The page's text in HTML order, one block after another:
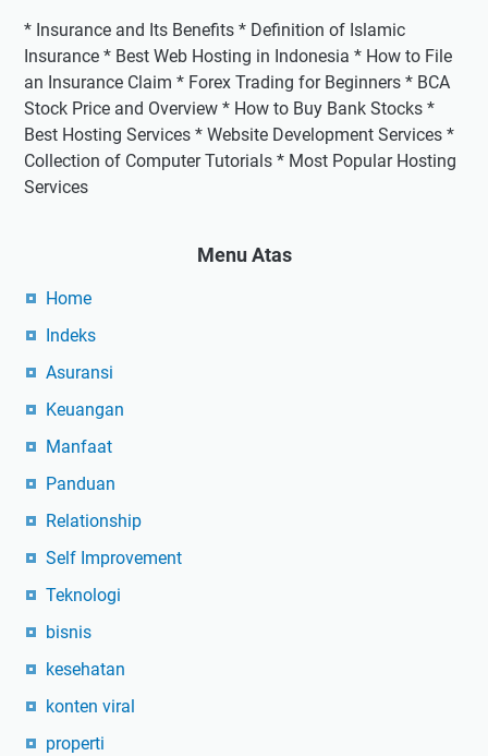
* Insurance and Its Benefits * Definition of Islamic
Insurance * Best Web Hosting in Indonesia * How to File
an Insurance Claim * Forex Trading for Beginners * BCA
Stock Price and Overview * How to Buy Bank Stocks *
Best Hosting Services * Website Development Services *
Collection of Computer Tutorials * Most Popular Hosting
Services
Menu Atas
Home
Indeks
Asuransi
Keuangan
Manfaat
Panduan
Relationship
Self Improvement
Teknologi
bisnis
kesehatan
konten viral
properti